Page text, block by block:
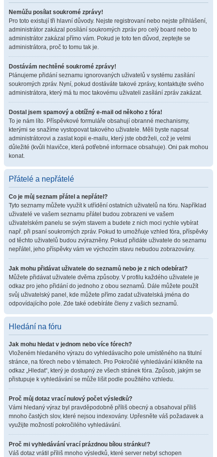
Nemůžu posílat soukromé zprávy!
Pro toto existují tři hlavní důvody. Nejste registrovaní nebo nejste přihlášení,
administrátor zakázal posílání soukromých zpráv pro celý board nebo to
administrátor zakázal přímo vám. Pokud je toto ten důvod, zeptejte se
administrátora, proč to tomu tak je.
Dostávám nechtěné soukromé zprávy!
Plánujeme přidání seznamu ignorovaných uživatelů v systému zasílání
soukromých zpráv. Nyní, pokud dostáváte takové zprávy, kontaktujte svého
administrátora, který má tu moc takovému uživateli zasílání zpráv zakázat.
Dostal jsem spamový a obtížný e-mail od někoho z fóra!
To je nám líto. Příspěvkové formuláře obsahují obranné mechanismy,
kterými se snažíme vystopovat takového uživatele. Měli byste napsat
administrátorovi a zaslat kopii e-mailu, který jste obdrželi, což je velmi
důležité (kvůli hlavičce, která potřebné informace obsahuje). Oni pak mohou
konat.
Přátelé a nepřátelé
Co je můj seznam přátel a nepřátel?
Tyto seznamy můžete využít k utřídění ostatních uživatelů na fóru. Například
uživatelé ve vašem seznamu přátel budou zobrazeni ve vašem
uživatelském panelu se svým stavem a budete z nich moci rychle vybírat
např. při psaní soukromých zpráv. Pokud to umožňuje vzhled fóra, příspěvky
od těchto uživatelů budou zvýrazněny. Pokud přidáte uživatele do seznamu
nepřátel, jeho příspěvky vám ve výchozím stavu nebudou zobrazovány.
Jak mohu přidávat uživatele do seznamů nebo je z nich odebírat?
Můžete přidávat uživatele dvěma způsoby. V profilu každého uživatele je
odkaz pro jeho přidání do jednoho z obou seznamů. Dále můžete použít
svůj uživatelský panel, kde můžete přímo zadat uživatelská jména do
odpovídajícího pole. Zde také odebíráte členy z vašich seznamů.
Hledání na fóru
Jak mohu hledat v jednom nebo více fórech?
Vloženém hledaného výrazu do vyhledávacího pole umístěného na titulní
stránce, na fórech nebo v tématech. Pro Pokročilé vyhledávání klikněte na
odkaz „Hledat“, který je dostupný ze všech stránek fóra. Způsob, jakým se
přistupuje k vyhledávání se může lišit podle použitého vzhledu.
Proč můj dotaz vrací nulový počet výsledků?
Vámi hledaný výraz byl pravděpodobně příliš obecný a obsahoval příliš
mnoho častých slov, které nejsou indexovány. Upřesněte váš požadavek a
využijte možností pokročilého vyhledávání.
Proč mi vyhledávání vrací prázdnou bílou stránku!?
Váš dotaz vrátil příliš mnoho výsledků, které server nebyl schopen